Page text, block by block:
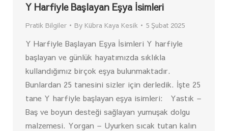
Y Harfiyle Başlayan Eşya İsimleri
Pratik Bilgiler By Kübra Kaya Kesik 5 Şubat 2025
Y Harfiyle Başlayan Eşya İsimleri Y harfiyle
başlayan ve günlük hayatımızda sıklıkla
kullandığımız birçok eşya bulunmaktadır.
Bunlardan 25 tanesini sizler için derledik. İşte 25
tane Y harfiyle başlayan eşya isimleri: Yastık –
Baş ve boyun desteği sağlayan yumuşak dolgu
malzemesi. Yorgan – Uyurken sıcak tutan kalın